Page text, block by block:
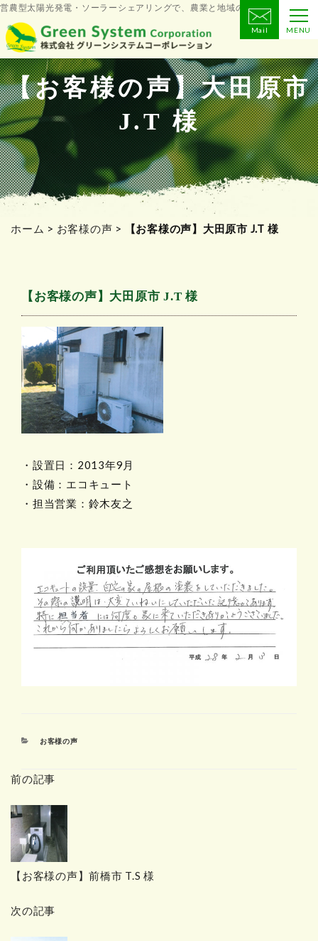
コ
ン
テ
ン
ツ
へ
ス
キ
ッ
プ
営農型太陽光発電・ソーラーシェアリングで、農業と地域の未来をつくる
Mail MENU
【お客様の声】大田原市
J.T 様
ホーム > お客様の声 > 【お客様の声】大田原市 J.T 様
【お客様の声】大田原市 J.T 様
・設置日：2013年9月
・設備：エコキュート
・担当営業：鈴木友之
カ
リ
お客様の声
前の記事
【お客様の声】前橋市 T.S 様
次の記事